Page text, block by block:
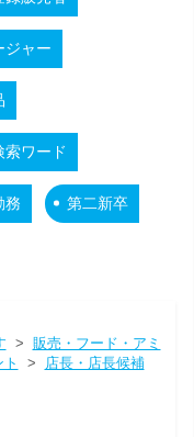
ジャー
索ワード
務 第二新卒
> 販売・フード・アミ
>
店長・店長候補